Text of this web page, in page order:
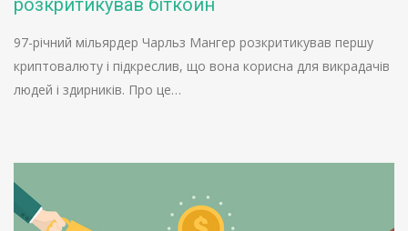
розкритикував біткойн
97-річний мільярдер Чарльз Мангер розкритикував першу
криптовалюту і підкреслив, що вона корисна для викрадачів
людей і здирників. Про це…